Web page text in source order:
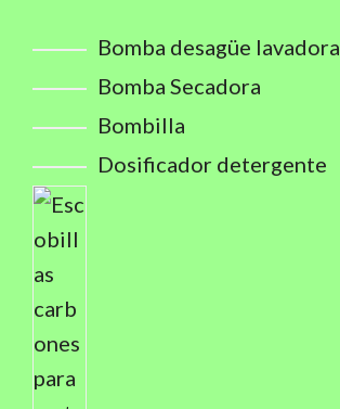
Bomba desagüe lavadora
Bomba Secadora
Bombilla
Dosificador detergente